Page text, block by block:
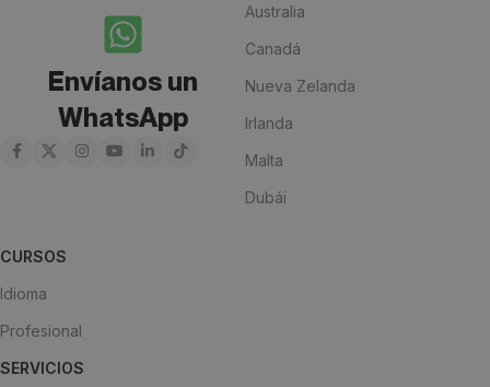
¡Anímate y escríbenos!
Envíanos un
WhatsApp
Australia
Canadá
Nueva Zelanda
Irlanda
Malta
Dubái
CURSOS
Idioma
Profesional
SERVICIOS